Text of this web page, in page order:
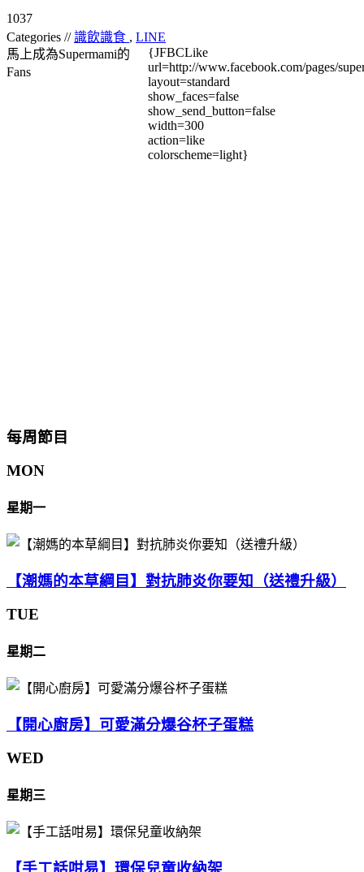
1037
Categories //識飲識食 , LINE
馬上成為Supermami的
Fans
{JFBCLike
url=http://www.facebook.com/pages/
layout=standard
show_faces=false
show_send_button=false
width=300
action=like
colorscheme=light}
每周節目
MON
星期一
【潮媽的本草綱目】對抗肺炎你要知（送禮升級）
TUE
星期二
【開心廚房】可愛滿分爆谷杯子蛋糕
WED
星期三
【手工話咁易】環保兒童收納架